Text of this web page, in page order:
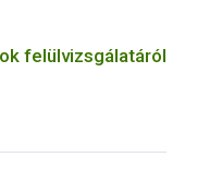
felülvizsgálatáról